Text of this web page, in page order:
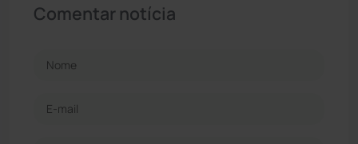
Comentar notícia